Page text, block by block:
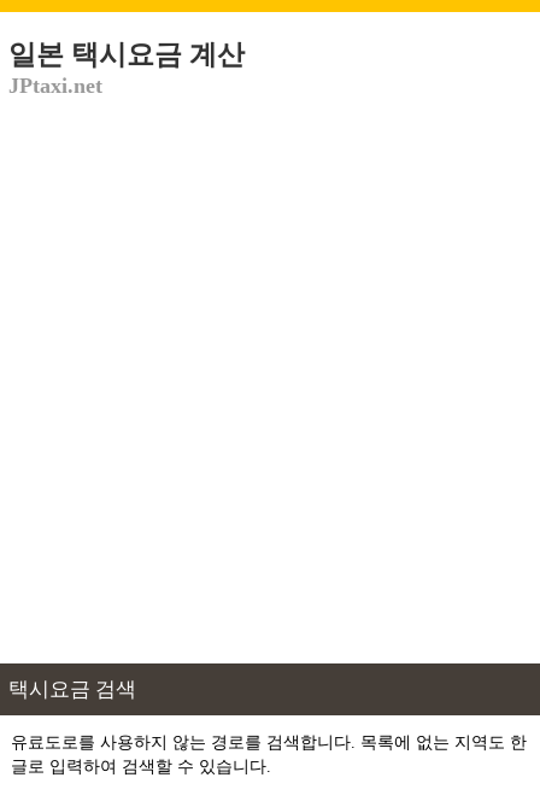
일본 택시요금 계산
JPtaxi.net
택시요금 검색
유료도로를 사용하지 않는 경로를 검색합니다. 목록에 없는 지역도 한
글로 입력하여 검색할 수 있습니다.